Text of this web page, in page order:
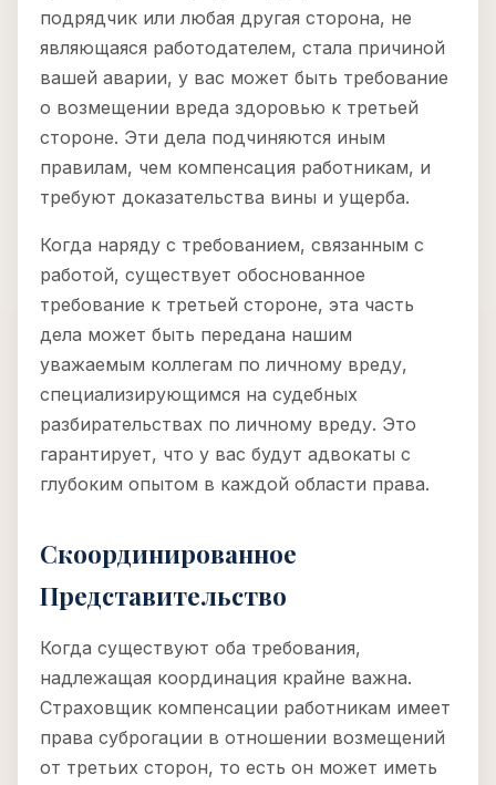
подрядчик или любая другая сторона, не
являющаяся работодателем, стала причиной
вашей аварии, у вас может быть требование
о возмещении вреда здоровью к третьей
стороне. Эти дела подчиняются иным
правилам, чем компенсация работникам, и
требуют доказательства вины и ущерба.
Когда наряду с требованием, связанным с
работой, существует обоснованное
требование к третьей стороне, эта часть
дела может быть передана нашим
уважаемым коллегам по личному вреду,
специализирующимся на судебных
разбирательствах по личному вреду. Это
гарантирует, что у вас будут адвокаты с
глубоким опытом в каждой области права.
Скоординированное
Представительство
Когда существуют оба требования,
надлежащая координация крайне важна.
Страховщик компенсации работникам имеет
права суброгации в отношении возмещений
от третьих сторон, то есть он может иметь